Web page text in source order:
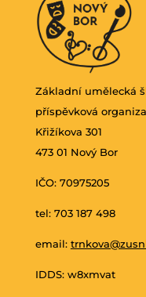
Základní umělecká
příspěvková
Křižíkova 301
473 01 Nový Bor
IČO: 70975205
tel: 703 187 498
email:
IDDS: w8xmvat